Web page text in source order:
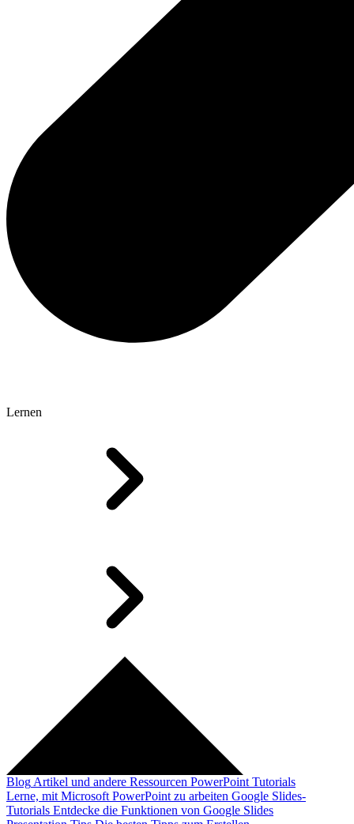
Lernen
Blog Artikel und andere Ressourcen PowerPoint Tutorials
Lerne, mit Microsoft PowerPoint zu arbeiten Google Slides-
Tutorials Entdecke die Funktionen von Google Slides